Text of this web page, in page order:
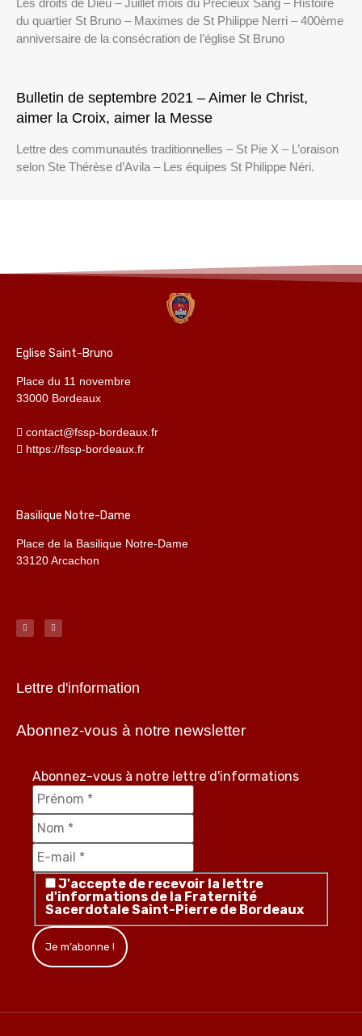
Les droits de Dieu – Juillet mois du Précieux Sang – Histoire
du quartier St Bruno – Maximes de St Philippe Nerri – 400ème
anniversaire de la consécration de l’église St Bruno
Bulletin de septembre 2021 – Aimer le Christ,
aimer la Croix, aimer la Messe
Lettre des communautés traditionnelles – St Pie X – L’oraison
selon Ste Thérèse d’Avila – Les équipes St Philippe Néri.
Eglise Saint-Bruno
Place du 11 novembre
33000 Bordeaux
contact@fssp-bordeaux.fr
https://fssp-bordeaux.fr
Basilique Notre-Dame
Place de la Basilique Notre-Dame
33120 Arcachon
Lettre d'information
Abonnez-vous à notre newsletter
Abonnez-vous à notre lettre d'informations
J'accepte de recevoir la lettre
d'informations de la Fraternité
Sacerdotale Saint-Pierre de Bordeaux